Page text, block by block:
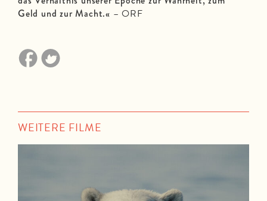
Geld und zur Macht.« – ORF
WEITERE FILME